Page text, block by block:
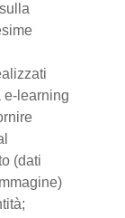
e-learning
(dati